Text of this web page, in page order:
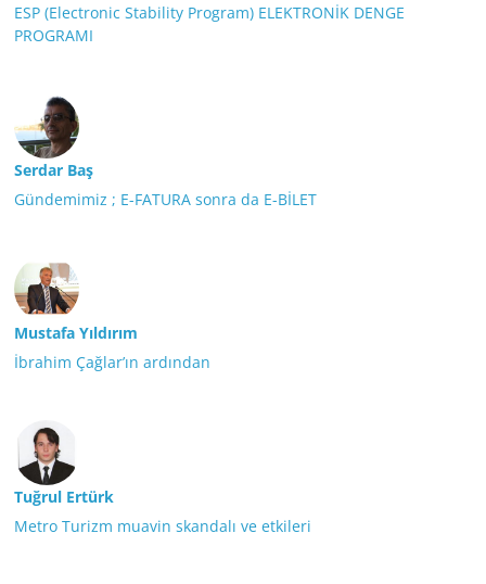
ESP (Electronic Stability Program) ELEKTRONİK DENGE
PROGRAMI
Serdar Baş
Gündemimiz ; E-FATURA sonra da E-BİLET
Mustafa Yıldırım
İbrahim Çağlar’ın ardından
Tuğrul Ertürk
Metro Turizm muavin skandalı ve etkileri